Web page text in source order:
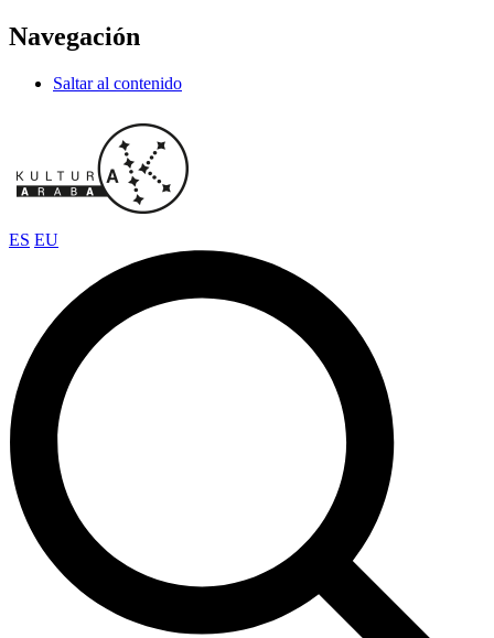
Navegación
Saltar al contenido
ES EU